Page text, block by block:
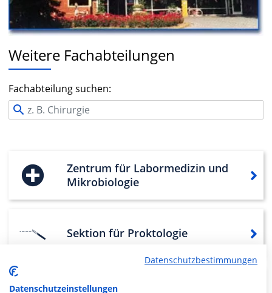
Weitere Fachabteilungen
Fachabteilung suchen:
Zentrum für Labormedizin und
Mikrobiologie
Sektion für Proktologie
Sektion für Plastische,
Datenschutzbestimmungen
Datenschutzeinstellungen